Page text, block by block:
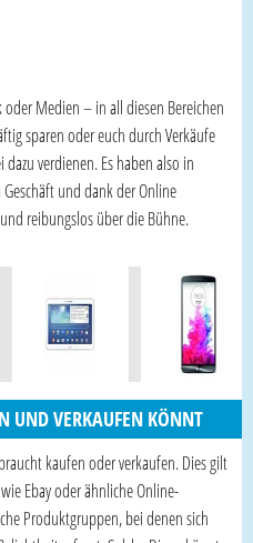
oder Medien – in all diesen Bereichen
sparen oder euch durch Verkäufe
verdienen. Es haben also in
und dank der Online
reibungslos über die Bühne.
UND VERKAUFEN KÖNNT
kaufen oder verkaufen. Dies gilt
Ebay oder ähnliche Online-
Produktgruppen, bei denen sich